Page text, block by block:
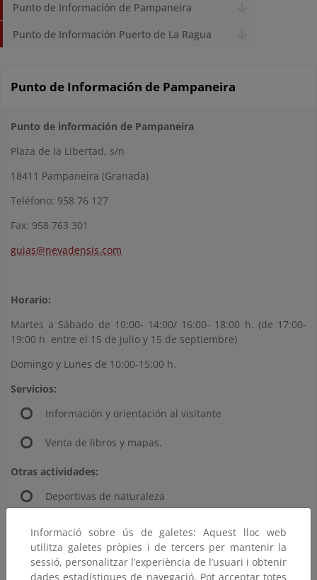
Punto de Información de Pampaneira
Punto de Información Puerto de La Ragua
Punto de Información de Pampaneira
Punto de información de Pampaneira
Plaza de la Libertad, s/n
18411 Pampaneira (Granada)
Teléfono: 958 76 127
Fax: 958 763 301
guias@nevadensis.com
Horario:
Martes a Sábado de 10:00- 14:00/ 16:00- 18:00 h. (de 17:00-
19:00 h entre el 15 de julio y 15 de septiembre)
Domingo y Lunes de 10:00-15:00 h.
Servicios:
Información y orientación al visitante
Venta de libros y mapas.
Otras actividades:
Deportivas de naturaleza
Excursiones guiadas
Informació sobre ús de galetes: Aquest lloc web
utilitza galetes pròpies i de tercers per mantenir la
sessió, personalitzar l’experiència de l’usuari i obtenir
dades estadístiques de navegació. Pot acceptar totes